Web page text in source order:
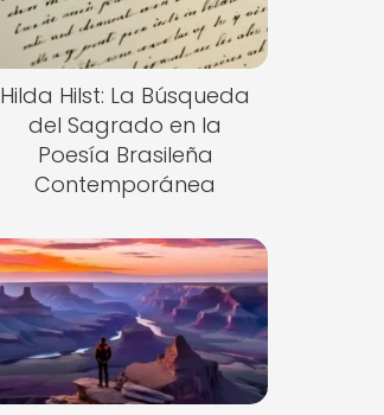
Hilda Hilst: La Búsqueda
del Sagrado en la
Poesía Brasileña
Contemporánea